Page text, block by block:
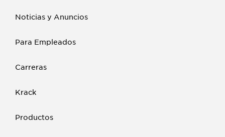
Noticias y Anuncios
Para Empleados
Carreras
Krack
Productos